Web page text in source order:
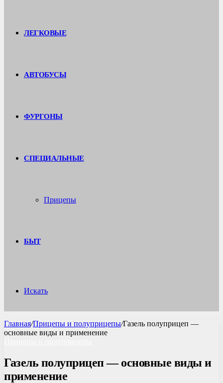
ЛЕГКОВЫЕ
АВТОБУСЫ
ФУРГОНЫ
СПЕЦИАЛЬНЫЕ
Прицепы
БЫТ
Искать
Главная/Прицепы и полуприцепы/Газель полуприцеп —
основные виды и применение
Газель полуприцеп — основные виды и
применение